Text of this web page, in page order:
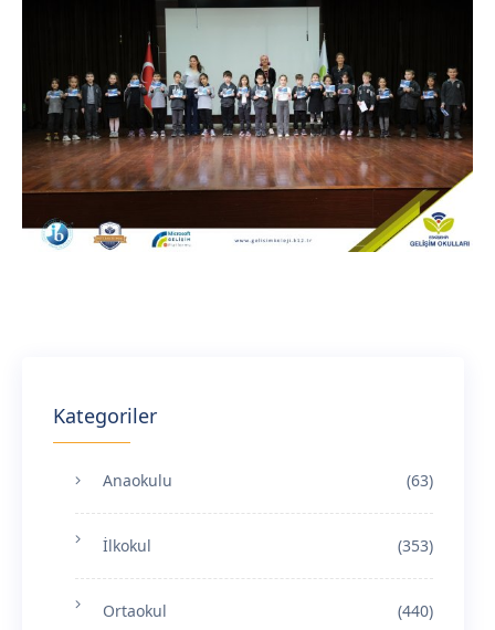
Kategoriler
Anaokulu (63)
İlkokul (353)
Ortaokul (440)